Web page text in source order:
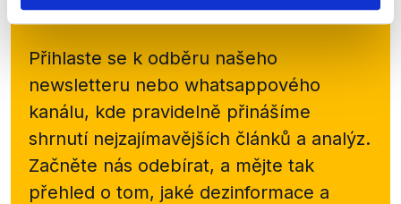
Zůstaňme v kontaktu
Přihlaste se k odběru našeho
newsletteru nebo whatsappového
kanálu, kde pravidelně přinášíme
shrnutí nejzajímavějších článků a analýz.
Začněte nás odebírat, a mějte tak
přehled o tom, jaké dezinformace a